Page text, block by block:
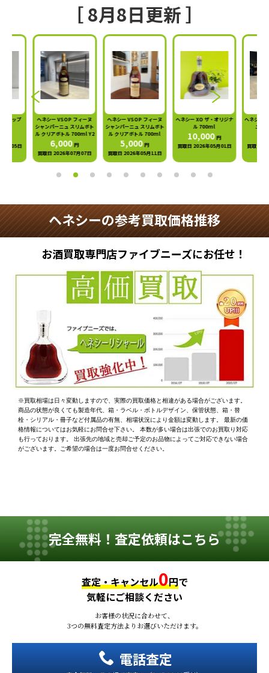
［ 8月8日更新 ］
ネシー VSOP フィーヌ
ャンパーニュ スリムボト
クリアボトル 700ml Y2
6,000
買取日 2026年07月07日
ヘネシー VSOP フィーヌ
シャンパーニュ スリムボト
ル クリアボトル 700ml
買取日 2026年05月11日
ヘネシー XO ザ・オリジナ
ル 700ml
10,000
買取日 2026年05月01日
ヘネシー フィーヌ・ド・コ
1,000
買取日 2026年02月26日
ヘネシーの参考買取価格推移
お酒買取専門店ファイブニーズにお任せ！
※買取相場は日々変動しますので、実際の買取価格と相違がある場合がございます。
商品の状態が良くても製造年代、箱・ラベル・ボトルデザイン、保管状態、箱・替
栓・シリアル・冊子など付属品の有無、相場状況により金額は変動します。 最新の価
格情報についてはお気軽にお問合せ下さい。 本数が多い場合は出張でのお買取り対応
も行っております。 出張先の地域と売却ご予定のお品物によってご対応できない場合
がございます。ご希望の場合は一度お問合せください。
完全無料！査定依頼はこちら
査定・キャンセル0円で
気軽にご相談ください
お客様の状況に合わせて、
3つの無料査定方法よりお選びいただけます。
電話査定